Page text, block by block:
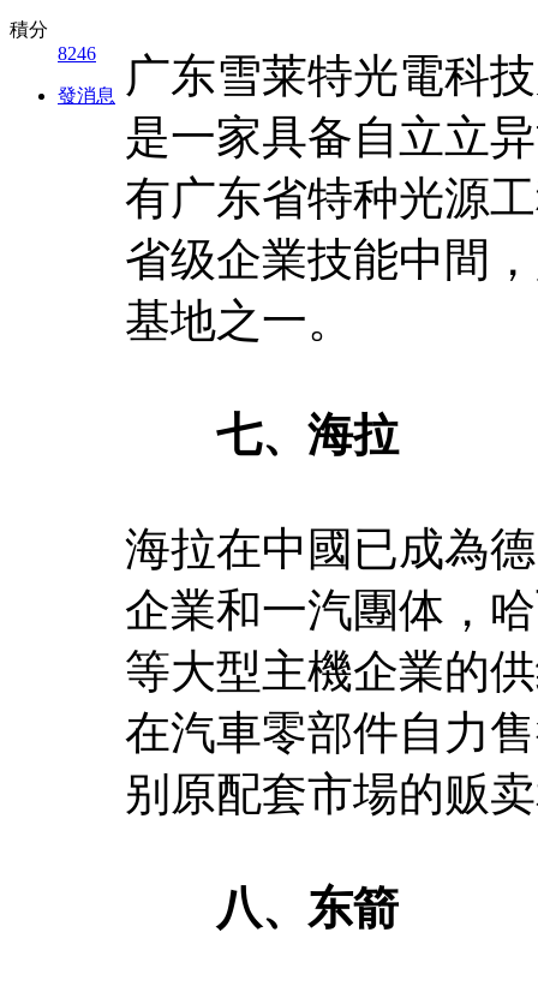
積分
8246
發消息
广东雪莱特光電科
是一家具备自立立
有广东省特种光源
省级企業技能中間
基地之一。
七、海拉
海拉在中國已成為
企業和一汽團体，
等大型主機企業的
在汽車零部件自力
别原配套市場的贩
八、东箭